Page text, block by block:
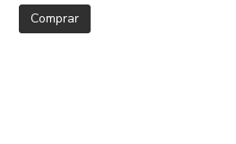
Comprar